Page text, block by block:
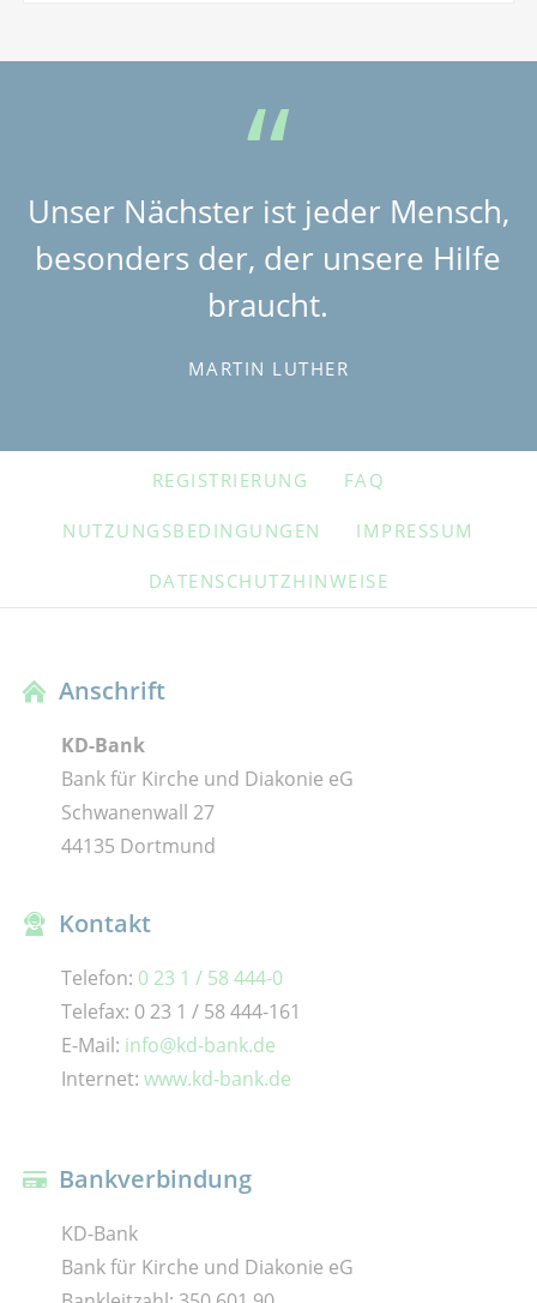
Unser Nächster ist jeder Mensch,
besonders der, der unsere Hilfe
braucht.
MARTIN LUTHER
NAVIGATION
REGISTRIERUNG FAQ
NUTZUNGSBEDINGUNGEN IMPRESSUM
DATENSCHUTZHINWEISE
Anschrift
KD-Bank
Bank für Kirche und Diakonie eG
Schwanenwall 27
44135 Dortmund
Kontakt
Telefon: 0 23 1 / 58 444-0
Telefax: 0 23 1 / 58 444-161
E-Mail: info@kd-bank.de
Internet: www.kd-bank.de
Bankverbindung
KD-Bank
Bank für Kirche und Diakonie eG